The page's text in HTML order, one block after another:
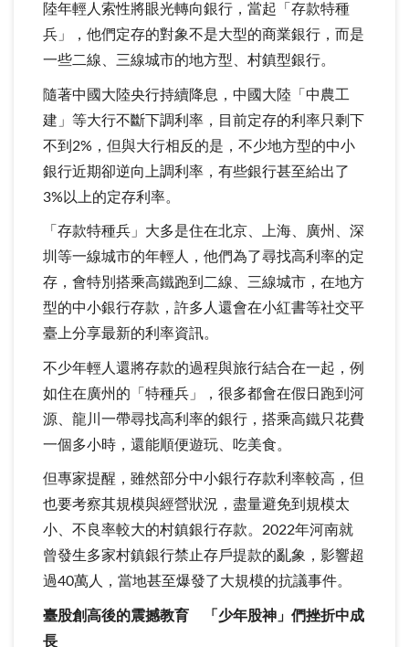
陸年輕人索性將眼光轉向銀行，當起「存款特種
兵」，他們定存的對象不是大型的商業銀行，而是
一些二線、三線城市的地方型、村鎮型銀行。
隨著中國大陸央行持續降息，中國大陸「中農工
建」等大行不斷下調利率，目前定存的利率只剩下
不到2%，但與大行相反的是，不少地方型的中小
銀行近期卻逆向上調利率，有些銀行甚至給出了
3%以上的定存利率。
「存款特種兵」大多是住在北京、上海、廣州、深
圳等一線城市的年輕人，他們為了尋找高利率的定
存，會特別搭乘高鐵跑到二線、三線城市，在地方
型的中小銀行存款，許多人還會在小紅書等社交平
臺上分享最新的利率資訊。
不少年輕人還將存款的過程與旅行結合在一起，例
如住在廣州的「特種兵」，很多都會在假日跑到河
源、龍川一帶尋找高利率的銀行，搭乘高鐵只花費
一個多小時，還能順便遊玩、吃美食。
但專家提醒，雖然部分中小銀行存款利率較高，但
也要考察其規模與經營狀況，盡量避免到規模太
小、不良率較大的村鎮銀行存款。2022年河南就
曾發生多家村鎮銀行禁止存戶提款的亂象，影響超
過40萬人，當地甚至爆發了大規模的抗議事件。
臺股創高後的震撼教育 「少年股神」們挫折中成
長